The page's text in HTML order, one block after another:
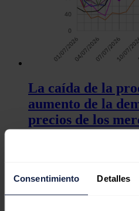
Consentimiento Detalles
La caída de la
aumento de la
precios de los
europeos en la
2 comentarios